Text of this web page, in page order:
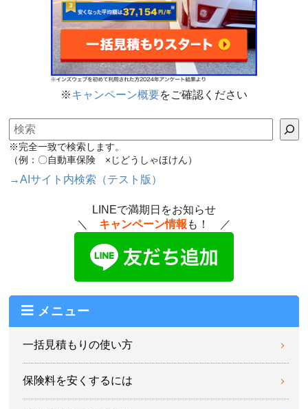
※キャンペーン概要をご確認ください
検索
※完全一致で検索します。
（例：〇自動車保険 ×じどうしゃほけん）
→AIサイト内検索（テスト版）
LINEで満期日をお知らせ
＼ キャンペーン情報 も！ ／
メニュー
一括見積もりの使い方
保険料を安くするには